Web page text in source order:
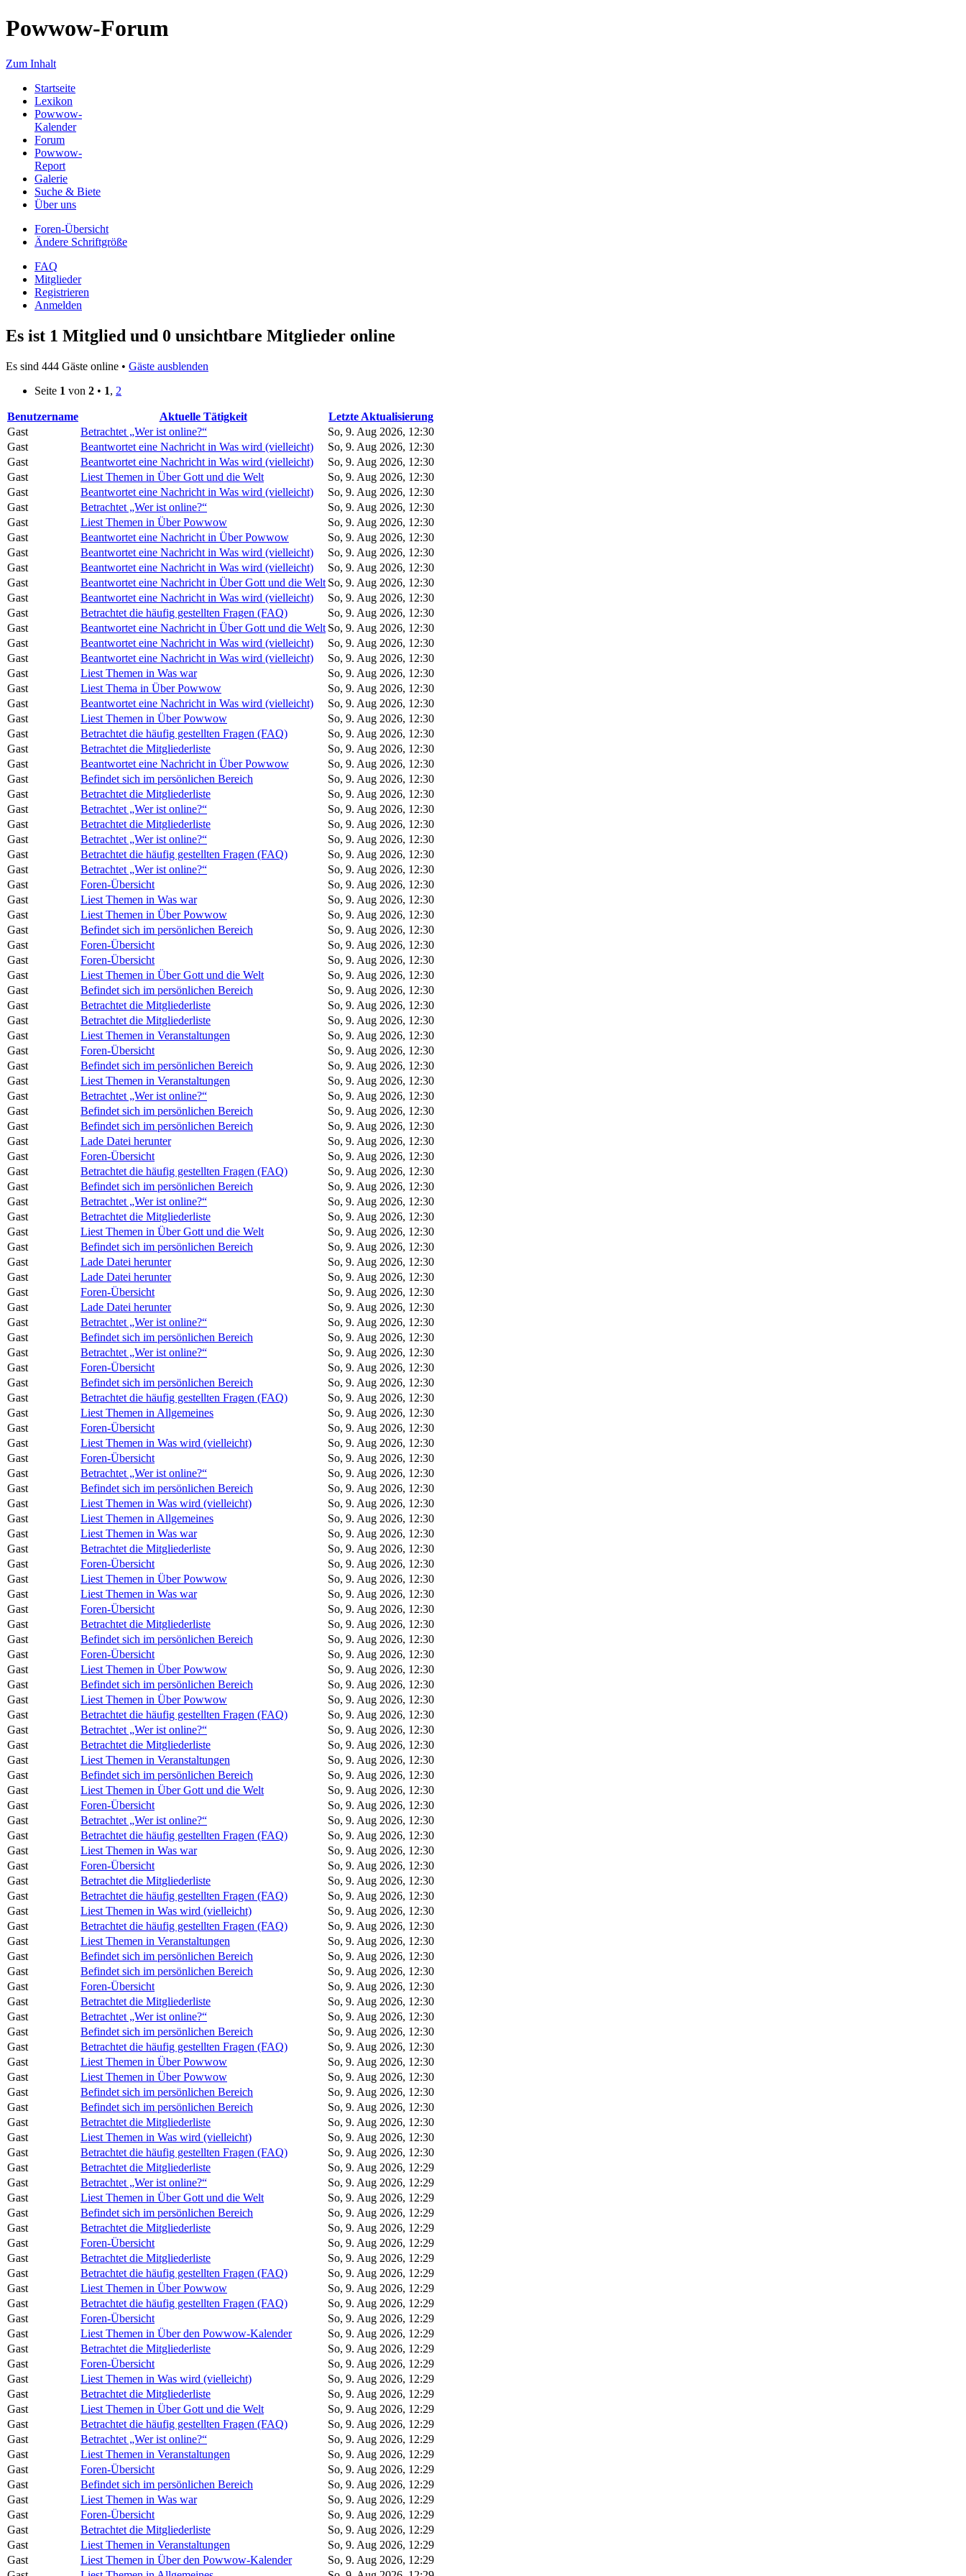
Powwow-Forum
Zum Inhalt
Startseite
Lexikon
Powwow-
Kalender
Forum
Powwow-
Report
Galerie
Suche & Biete
Über uns
Foren-Übersicht
Ändere Schriftgröße
FAQ
Mitglieder
Registrieren
Anmelden
Es ist 1 Mitglied und 0 unsichtbare Mitglieder online
Es sind 444 Gäste online • Gäste ausblenden
Seite 1 von 2 • 1, 2
Benutzername Aktuelle Tätigkeit
Letzte Aktualisierung
Gast
Betrachtet „Wer ist online?“
So, 9. Aug 2026, 12:30
Gast
Beantwortet eine Nachricht in Was wird (vielleicht)
So, 9. Aug 2026, 12:30
Gast
Beantwortet eine Nachricht in Was wird (vielleicht)
So, 9. Aug 2026, 12:30
Gast
Liest Themen in Über Gott und die Welt
So, 9. Aug 2026, 12:30
Gast
Beantwortet eine Nachricht in Was wird (vielleicht)
So, 9. Aug 2026, 12:30
Gast
Betrachtet „Wer ist online?“
So, 9. Aug 2026, 12:30
Gast
Liest Themen in Über Powwow
So, 9. Aug 2026, 12:30
Gast
Beantwortet eine Nachricht in Über Powwow
So, 9. Aug 2026, 12:30
Gast
Beantwortet eine Nachricht in Was wird (vielleicht)
So, 9. Aug 2026, 12:30
Gast
Beantwortet eine Nachricht in Was wird (vielleicht)
So, 9. Aug 2026, 12:30
Gast
Beantwortet eine Nachricht in Über Gott und die Welt So, 9. Aug 2026, 12:30
Gast
Beantwortet eine Nachricht in Was wird (vielleicht)
So, 9. Aug 2026, 12:30
Gast
Betrachtet die häufig gestellten Fragen (FAQ)
So, 9. Aug 2026, 12:30
Gast
Beantwortet eine Nachricht in Über Gott und die Welt So, 9. Aug 2026, 12:30
Gast
Beantwortet eine Nachricht in Was wird (vielleicht)
So, 9. Aug 2026, 12:30
Gast
Beantwortet eine Nachricht in Was wird (vielleicht)
So, 9. Aug 2026, 12:30
Gast
Liest Themen in Was war
So, 9. Aug 2026, 12:30
Gast
Liest Thema in Über Powwow
So, 9. Aug 2026, 12:30
Gast
Beantwortet eine Nachricht in Was wird (vielleicht)
So, 9. Aug 2026, 12:30
Gast
Liest Themen in Über Powwow
So, 9. Aug 2026, 12:30
Gast
Betrachtet die häufig gestellten Fragen (FAQ)
So, 9. Aug 2026, 12:30
Gast
Betrachtet die Mitgliederliste
So, 9. Aug 2026, 12:30
Gast
Beantwortet eine Nachricht in Über Powwow
So, 9. Aug 2026, 12:30
Gast
Befindet sich im persönlichen Bereich
So, 9. Aug 2026, 12:30
Gast
Betrachtet die Mitgliederliste
So, 9. Aug 2026, 12:30
Gast
Betrachtet „Wer ist online?“
So, 9. Aug 2026, 12:30
Gast
Betrachtet die Mitgliederliste
So, 9. Aug 2026, 12:30
Gast
Betrachtet „Wer ist online?“
So, 9. Aug 2026, 12:30
Gast
Betrachtet die häufig gestellten Fragen (FAQ)
So, 9. Aug 2026, 12:30
Gast
Betrachtet „Wer ist online?“
So, 9. Aug 2026, 12:30
Gast
Foren-Übersicht
So, 9. Aug 2026, 12:30
Gast
Liest Themen in Was war
So, 9. Aug 2026, 12:30
Gast
Liest Themen in Über Powwow
So, 9. Aug 2026, 12:30
Gast
Befindet sich im persönlichen Bereich
So, 9. Aug 2026, 12:30
Gast
Foren-Übersicht
So, 9. Aug 2026, 12:30
Gast
Foren-Übersicht
So, 9. Aug 2026, 12:30
Gast
Liest Themen in Über Gott und die Welt
So, 9. Aug 2026, 12:30
Gast
Befindet sich im persönlichen Bereich
So, 9. Aug 2026, 12:30
Gast
Betrachtet die Mitgliederliste
So, 9. Aug 2026, 12:30
Gast
Betrachtet die Mitgliederliste
So, 9. Aug 2026, 12:30
Gast
Liest Themen in Veranstaltungen
So, 9. Aug 2026, 12:30
Gast
Foren-Übersicht
So, 9. Aug 2026, 12:30
Gast
Befindet sich im persönlichen Bereich
So, 9. Aug 2026, 12:30
Gast
Liest Themen in Veranstaltungen
So, 9. Aug 2026, 12:30
Gast
Betrachtet „Wer ist online?“
So, 9. Aug 2026, 12:30
Gast
Befindet sich im persönlichen Bereich
So, 9. Aug 2026, 12:30
Gast
Befindet sich im persönlichen Bereich
So, 9. Aug 2026, 12:30
Gast
Lade Datei herunter
So, 9. Aug 2026, 12:30
Gast
Foren-Übersicht
So, 9. Aug 2026, 12:30
Gast
Betrachtet die häufig gestellten Fragen (FAQ)
So, 9. Aug 2026, 12:30
Gast
Befindet sich im persönlichen Bereich
So, 9. Aug 2026, 12:30
Gast
Betrachtet „Wer ist online?“
So, 9. Aug 2026, 12:30
Gast
Betrachtet die Mitgliederliste
So, 9. Aug 2026, 12:30
Gast
Liest Themen in Über Gott und die Welt
So, 9. Aug 2026, 12:30
Gast
Befindet sich im persönlichen Bereich
So, 9. Aug 2026, 12:30
Gast
Lade Datei herunter
So, 9. Aug 2026, 12:30
Gast
Lade Datei herunter
So, 9. Aug 2026, 12:30
Gast
Foren-Übersicht
So, 9. Aug 2026, 12:30
Gast
Lade Datei herunter
So, 9. Aug 2026, 12:30
Gast
Betrachtet „Wer ist online?“
So, 9. Aug 2026, 12:30
Gast
Befindet sich im persönlichen Bereich
So, 9. Aug 2026, 12:30
Gast
Betrachtet „Wer ist online?“
So, 9. Aug 2026, 12:30
Gast
Foren-Übersicht
So, 9. Aug 2026, 12:30
Gast
Befindet sich im persönlichen Bereich
So, 9. Aug 2026, 12:30
Gast
Betrachtet die häufig gestellten Fragen (FAQ)
So, 9. Aug 2026, 12:30
Gast
Liest Themen in Allgemeines
So, 9. Aug 2026, 12:30
Gast
Foren-Übersicht
So, 9. Aug 2026, 12:30
Gast
Liest Themen in Was wird (vielleicht)
So, 9. Aug 2026, 12:30
Gast
Foren-Übersicht
So, 9. Aug 2026, 12:30
Gast
Betrachtet „Wer ist online?“
So, 9. Aug 2026, 12:30
Gast
Befindet sich im persönlichen Bereich
So, 9. Aug 2026, 12:30
Gast
Liest Themen in Was wird (vielleicht)
So, 9. Aug 2026, 12:30
Gast
Liest Themen in Allgemeines
So, 9. Aug 2026, 12:30
Gast
Liest Themen in Was war
So, 9. Aug 2026, 12:30
Gast
Betrachtet die Mitgliederliste
So, 9. Aug 2026, 12:30
Gast
Foren-Übersicht
So, 9. Aug 2026, 12:30
Gast
Liest Themen in Über Powwow
So, 9. Aug 2026, 12:30
Gast
Liest Themen in Was war
So, 9. Aug 2026, 12:30
Gast
Foren-Übersicht
So, 9. Aug 2026, 12:30
Gast
Betrachtet die Mitgliederliste
So, 9. Aug 2026, 12:30
Gast
Befindet sich im persönlichen Bereich
So, 9. Aug 2026, 12:30
Gast
Foren-Übersicht
So, 9. Aug 2026, 12:30
Gast
Liest Themen in Über Powwow
So, 9. Aug 2026, 12:30
Gast
Befindet sich im persönlichen Bereich
So, 9. Aug 2026, 12:30
Gast
Liest Themen in Über Powwow
So, 9. Aug 2026, 12:30
Gast
Betrachtet die häufig gestellten Fragen (FAQ)
So, 9. Aug 2026, 12:30
Gast
Betrachtet „Wer ist online?“
So, 9. Aug 2026, 12:30
Gast
Betrachtet die Mitgliederliste
So, 9. Aug 2026, 12:30
Gast
Liest Themen in Veranstaltungen
So, 9. Aug 2026, 12:30
Gast
Befindet sich im persönlichen Bereich
So, 9. Aug 2026, 12:30
Gast
Liest Themen in Über Gott und die Welt
So, 9. Aug 2026, 12:30
Gast
Foren-Übersicht
So, 9. Aug 2026, 12:30
Gast
Betrachtet „Wer ist online?“
So, 9. Aug 2026, 12:30
Gast
Betrachtet die häufig gestellten Fragen (FAQ)
So, 9. Aug 2026, 12:30
Gast
Liest Themen in Was war
So, 9. Aug 2026, 12:30
Gast
Foren-Übersicht
So, 9. Aug 2026, 12:30
Gast
Betrachtet die Mitgliederliste
So, 9. Aug 2026, 12:30
Gast
Betrachtet die häufig gestellten Fragen (FAQ)
So, 9. Aug 2026, 12:30
Gast
Liest Themen in Was wird (vielleicht)
So, 9. Aug 2026, 12:30
Gast
Betrachtet die häufig gestellten Fragen (FAQ)
So, 9. Aug 2026, 12:30
Gast
Liest Themen in Veranstaltungen
So, 9. Aug 2026, 12:30
Gast
Befindet sich im persönlichen Bereich
So, 9. Aug 2026, 12:30
Gast
Befindet sich im persönlichen Bereich
So, 9. Aug 2026, 12:30
Gast
Foren-Übersicht
So, 9. Aug 2026, 12:30
Gast
Betrachtet die Mitgliederliste
So, 9. Aug 2026, 12:30
Gast
Betrachtet „Wer ist online?“
So, 9. Aug 2026, 12:30
Gast
Befindet sich im persönlichen Bereich
So, 9. Aug 2026, 12:30
Gast
Betrachtet die häufig gestellten Fragen (FAQ)
So, 9. Aug 2026, 12:30
Gast
Liest Themen in Über Powwow
So, 9. Aug 2026, 12:30
Gast
Liest Themen in Über Powwow
So, 9. Aug 2026, 12:30
Gast
Befindet sich im persönlichen Bereich
So, 9. Aug 2026, 12:30
Gast
Befindet sich im persönlichen Bereich
So, 9. Aug 2026, 12:30
Gast
Betrachtet die Mitgliederliste
So, 9. Aug 2026, 12:30
Gast
Liest Themen in Was wird (vielleicht)
So, 9. Aug 2026, 12:30
Gast
Betrachtet die häufig gestellten Fragen (FAQ)
So, 9. Aug 2026, 12:30
Gast
Betrachtet die Mitgliederliste
So, 9. Aug 2026, 12:29
Gast
Betrachtet „Wer ist online?“
So, 9. Aug 2026, 12:29
Gast
Liest Themen in Über Gott und die Welt
So, 9. Aug 2026, 12:29
Gast
Befindet sich im persönlichen Bereich
So, 9. Aug 2026, 12:29
Gast
Betrachtet die Mitgliederliste
So, 9. Aug 2026, 12:29
Gast
Foren-Übersicht
So, 9. Aug 2026, 12:29
Gast
Betrachtet die Mitgliederliste
So, 9. Aug 2026, 12:29
Gast
Betrachtet die häufig gestellten Fragen (FAQ)
So, 9. Aug 2026, 12:29
Gast
Liest Themen in Über Powwow
So, 9. Aug 2026, 12:29
Gast
Betrachtet die häufig gestellten Fragen (FAQ)
So, 9. Aug 2026, 12:29
Gast
Foren-Übersicht
So, 9. Aug 2026, 12:29
Gast
Liest Themen in Über den Powwow-Kalender
So, 9. Aug 2026, 12:29
Gast
Betrachtet die Mitgliederliste
So, 9. Aug 2026, 12:29
Gast
Foren-Übersicht
So, 9. Aug 2026, 12:29
Gast
Liest Themen in Was wird (vielleicht)
So, 9. Aug 2026, 12:29
Gast
Betrachtet die Mitgliederliste
So, 9. Aug 2026, 12:29
Gast
Liest Themen in Über Gott und die Welt
So, 9. Aug 2026, 12:29
Gast
Betrachtet die häufig gestellten Fragen (FAQ)
So, 9. Aug 2026, 12:29
Gast
Betrachtet „Wer ist online?“
So, 9. Aug 2026, 12:29
Gast
Liest Themen in Veranstaltungen
So, 9. Aug 2026, 12:29
Gast
Foren-Übersicht
So, 9. Aug 2026, 12:29
Gast
Befindet sich im persönlichen Bereich
So, 9. Aug 2026, 12:29
Gast
Liest Themen in Was war
So, 9. Aug 2026, 12:29
Gast
Foren-Übersicht
So, 9. Aug 2026, 12:29
Gast
Betrachtet die Mitgliederliste
So, 9. Aug 2026, 12:29
Gast
Liest Themen in Veranstaltungen
So, 9. Aug 2026, 12:29
Gast
Liest Themen in Über den Powwow-Kalender
So, 9. Aug 2026, 12:29